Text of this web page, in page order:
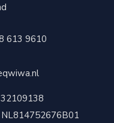
613 9610
32109138
NL814752676B01